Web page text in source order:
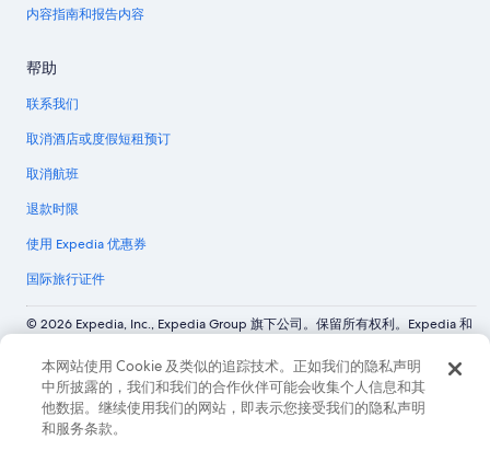
内容指南和报告内容
帮助
联系我们
取消酒店或度假短租预订
取消航班
退款时限
使用 Expedia 优惠券
国际旅行证件
© 2026 Expedia, Inc., Expedia Group 旗下公司。保留所有权利。Expedia 和
CST# 2029030-50.
本网站使用 Cookie 及类似的追踪技术。正如我们的隐私声明
中所披露的，我们和我们的合作伙伴可能会收集个人信息和其
他数据。继续使用我们的网站，即表示您接受我们的隐私声明
和服务条款。